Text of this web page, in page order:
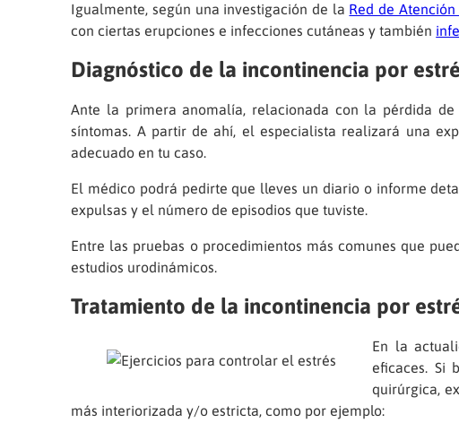
Igualmente, según una investigación de la Red de
con ciertas erupciones e infecciones cutáneas y también
Diagnóstico de la incontinencia por
Ante la primera anomalía, relacionada con la pérdida
síntomas. A partir de ahí, el especialista realizará una
adecuado en tu caso.
El médico podrá pedirte que lleves un diario o informe
expulsas y el número de episodios que tuviste.
Entre las pruebas o procedimientos más comunes que
estudios urodinámicos.
Tratamiento de la incontinencia por
En la
eficaces. Si
quirúrgica,
más interiorizada y/o estricta, como por ejemplo: